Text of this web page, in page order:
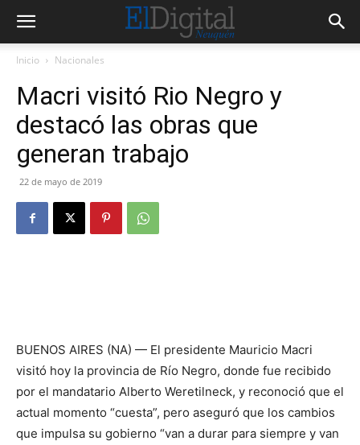
Inicio Nacionales
Macri visitó Rio Negro y
destacó las obras que
generan trabajo
22 de mayo de 2019
BUENOS AIRES (NA) — El presidente Mauricio Macri
visitó hoy la provincia de Río Negro, donde fue recibido
por el mandatario Alberto Weretilneck, y reconoció que el
actual momento “cuesta”, pero aseguró que los cambios
que impulsa su gobierno “van a durar para siempre y van